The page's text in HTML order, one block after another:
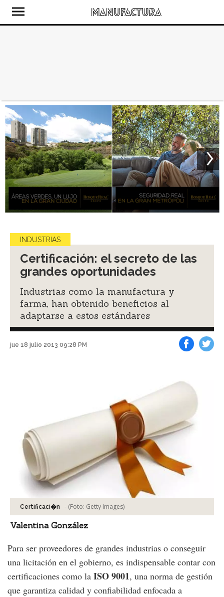
INDUSTRIAS
Certificación: el secreto de las
grandes oportunidades
Industrias como la manufactura y
farma, han obtenido beneficios al
adaptarse a estos estándares
jue 18 julio 2013 09:28 PM
Certificaci�n - (Foto: Getty Images)
Valentina González
Para ser proveedores de grandes industrias o conseguir
una licitación en el gobierno, es indispensable contar con
certificaciones como la ISO 9001, una norma de gestión
que garantiza calidad y confiabilidad enfocada a